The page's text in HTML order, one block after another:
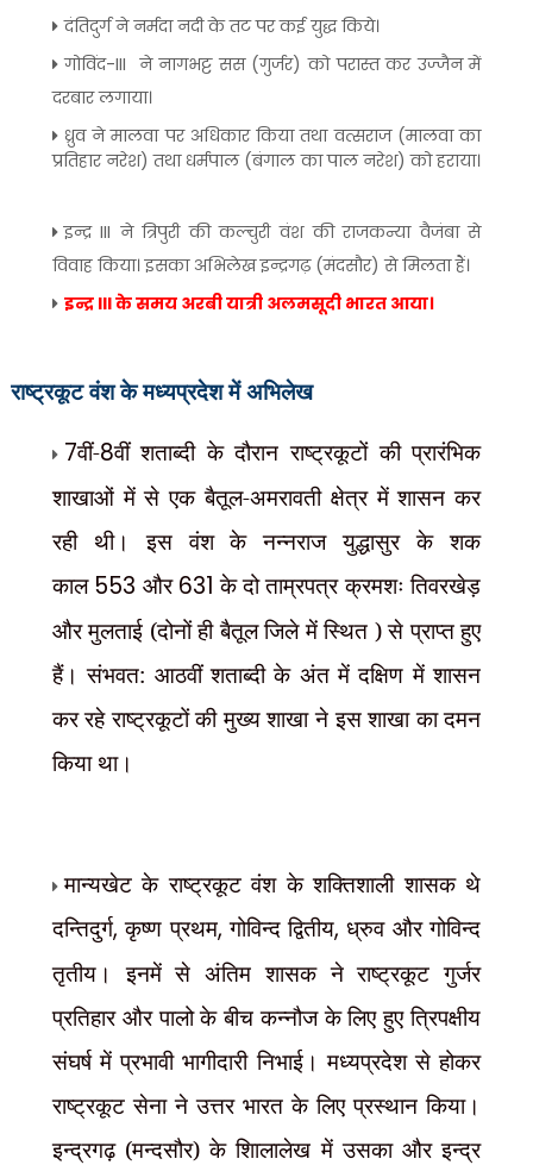
दंतिदुर्ग ने नर्मदा नदी के तट पर कई युद्ध किये।
गोविंद-III ने नागभट्ट सस (गुर्जर) को परास्त कर उज्जैन में
दरबार लगाया।
ध्रुव ने मालवा पर अधिकार किया तथा वत्सराज (मालवा का
प्रतिहार नरेश) तथा धर्मपाल (बंगाल का पाल नरेश) को हराया।
इन्द्र III ने त्रिपुरी की कल्चुरी वंश की राजकन्या वैजंबा से
विवाह किया। इसका अभिलेख इन्द्रगढ़ (मंदसौर) से मिलता हैं।
इन्द्र III के समय अरबी यात्री अलमसूदी भारत आया।
राष्ट्रकूटवंश के मध्यप्रदेश में अभिलेख
7वीं-8वीं शताब्दी के दौरान राष्ट्रकूटों की प्रारंभिक
शाखाओं में से एक बैतूल-अमरावती क्षेत्र में शासन कर
रही थी। इस वंश के नन्नराज युद्धासुर के शक
काल 553 और 631 के दो ताम्रपत्र क्रमशः तिवरखेड़
और मुलताई (दोनों ही बैतूल जिले में स्थित ) से प्राप्त हुए
हैं। संभवत: आठवीं शताब्दी के अंत में दक्षिण में शासन
कर रहे राष्ट्रकूटों की मुख्य शाखा ने इस शाखा का दमन
किया था।
मान्यखेट के राष्ट्रकूट वंश के शक्तिशाली शासक थे
दन्तिदुर्ग,कृष्ण प्रथम,गोविन्द द्वितीय,ध्रुव और गोविन्द
तृतीय। इनमें से अंतिम शासक ने राष्ट्रकूट गुर्जर
प्रतिहार और पालो के बीच कन्नौज के लिए हुए त्रिपक्षीय
संघर्ष में प्रभावी भागीदारी निभाई। मध्यप्रदेश से होकर
राष्ट्रकूट सेना ने उत्तर भारत के लिए प्रस्थान किया।
इन्द्रगढ़ (मन्दसौर) के शिालालेख में उसका और इन्द्र